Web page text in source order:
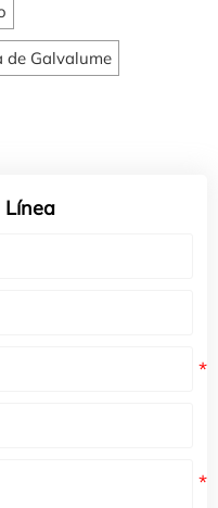
de Galvalume
Línea